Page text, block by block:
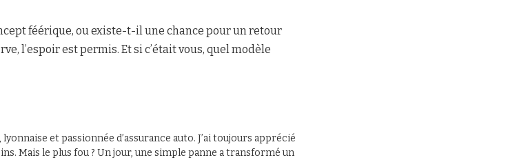
féérique, ou existe-t-il une chance pour un retour
l’espoir est permis. Et si c’était vous, quel modèle
lyonnaise et passionnée d’assurance auto. J’ai toujours apprécié
Mais le plus fou ? Un jour, une simple panne a transformé un